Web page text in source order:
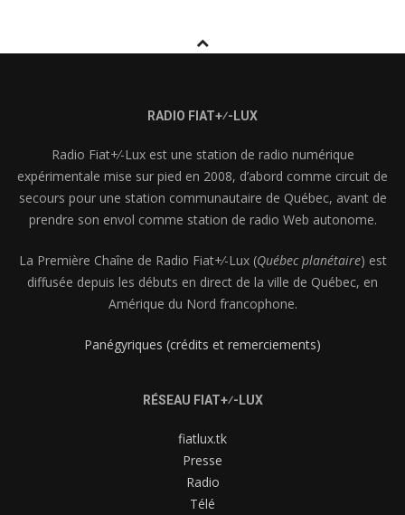
RADIO FIAT+⁄-LUX
Radio Fiat+⁄-Lux est une station de radio numérique
expérimentale mise sur pied en 2008, d’abord comme circuit de
secours pour une station communautaire de Québec, avant de
prendre son envol comme station de radio Web autonome.
La Première Chaîne de Radio Fiat+⁄-Lux (Québec planétaire) est
diffusée depuis les débuts en direct de la ville de Québec, en
Amérique du Nord francophone.
Panégyriques (crédits et remerciements)
RÉSEAU FIAT+⁄-LUX
fiatlux.tk
Presse
Radio
Télé